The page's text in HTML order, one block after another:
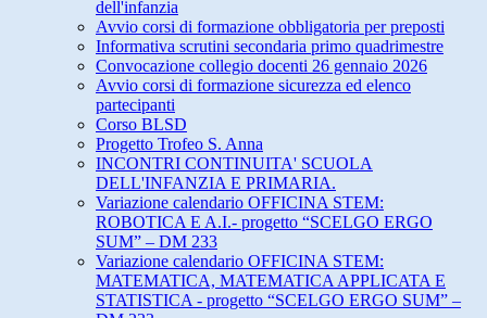
dell'infanzia
Avvio corsi di formazione obbligatoria per preposti
Informativa scrutini secondaria primo quadrimestre
Convocazione collegio docenti 26 gennaio 2026
Avvio corsi di formazione sicurezza ed elenco
partecipanti
Corso BLSD
Progetto Trofeo S. Anna
INCONTRI CONTINUITA' SCUOLA
DELL'INFANZIA E PRIMARIA.
Variazione calendario OFFICINA STEM:
ROBOTICA E A.I.- progetto “SCELGO ERGO
SUM” – DM 233
Variazione calendario OFFICINA STEM:
MATEMATICA, MATEMATICA APPLICATA E
STATISTICA - progetto “SCELGO ERGO SUM” –